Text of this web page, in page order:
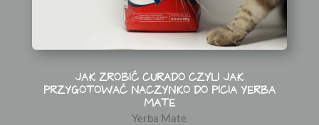
JAK ZROBIĆ CURADO CZYLI JAK
PRZYGOTOWAĆ NACZYNKO DO PICIA YERBA
MATE
Yerba Mate